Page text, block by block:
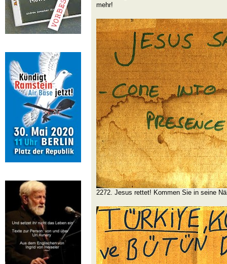
mehr!
2272. Jesus rettet! Kommen Sie in seine